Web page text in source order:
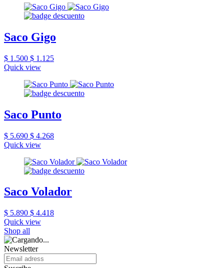
Saco Gigo
$ 1.500 $ 1.125
Quick view
Saco Punto
$ 5.690 $ 4.268
Quick view
Saco Volador
$ 5.890 $ 4.418
Quick view
Shop all
Newsletter